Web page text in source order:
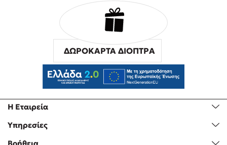
Η Εταιρεία
Υπηρεσίες
ΔΩΡΟΚΑΡΤΑ ΔΙΟΠΤΡΑ